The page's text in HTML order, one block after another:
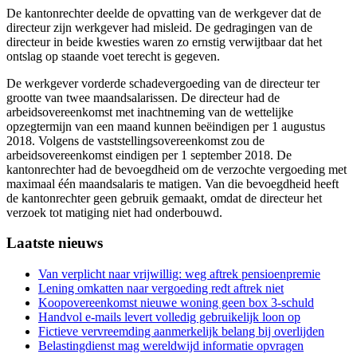
De kantonrechter deelde de opvatting van de werkgever dat de
directeur zijn werkgever had misleid. De gedragingen van de
directeur in beide kwesties waren zo ernstig verwijtbaar dat het
ontslag op staande voet terecht is gegeven.
De werkgever vorderde schadevergoeding van de directeur ter
grootte van twee maandsalarissen. De directeur had de
arbeidsovereenkomst met inachtneming van de wettelijke
opzegtermijn van een maand kunnen beëindigen per 1 augustus
2018. Volgens de vaststellingsovereenkomst zou de
arbeidsovereenkomst eindigen per 1 september 2018. De
kantonrechter had de bevoegdheid om de verzochte vergoeding met
maximaal één maandsalaris te matigen. Van die bevoegdheid heeft
de kantonrechter geen gebruik gemaakt, omdat de directeur het
verzoek tot matiging niet had onderbouwd.
Primary
Sidebar
Laatste nieuws
Van verplicht naar vrijwillig: weg aftrek pensioenpremie
Lening omkatten naar vergoeding redt aftrek niet
Koopovereenkomst nieuwe woning geen box 3-schuld
Handvol e-mails levert volledig gebruikelijk loon op
Fictieve vervreemding aanmerkelijk belang bij overlijden
Belastingdienst mag wereldwijd informatie opvragen